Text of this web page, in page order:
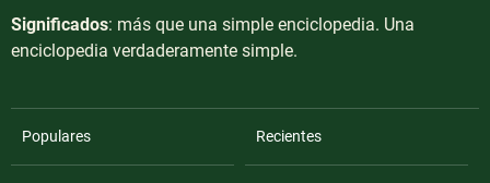
Significados: más que una simple enciclopedia. Una
enciclopedia verdaderamente simple.
Populares Recientes